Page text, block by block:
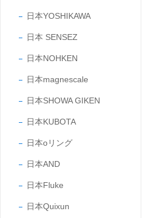
日本YOSHIKAWA
日本 SENSEZ
日本NOHKEN
日本magnescale
日本SHOWA GIKEN
日本KUBOTA
日本oリング
日本AND
日本Fluke
日本Quixun